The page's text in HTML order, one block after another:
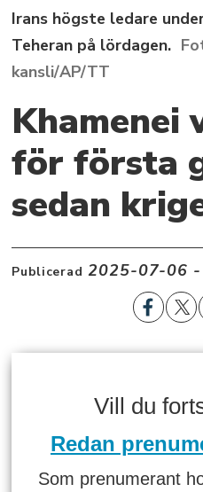
Irans högste ledare
Teheran på lördagen.
kansli/AP/TT
Khamenei
för första
sedan
Publicerad 2025-07-06
Vill du
Redan
Som prenumerant